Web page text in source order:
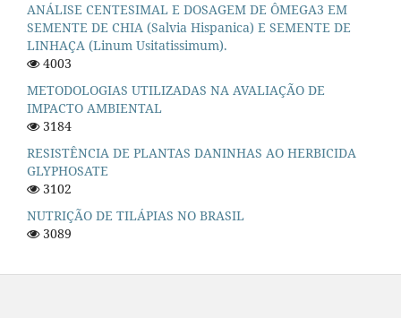
ANÁLISE CENTESIMAL E DOSAGEM DE ÔMEGA3 EM
SEMENTE DE CHIA (Salvia Hispanica) E SEMENTE DE
LINHAÇA (Linum Usitatissimum).
4003
METODOLOGIAS UTILIZADAS NA AVALIAÇÃO DE
IMPACTO AMBIENTAL
3184
RESISTÊNCIA DE PLANTAS DANINHAS AO HERBICIDA
GLYPHOSATE
3102
NUTRIÇÃO DE TILÁPIAS NO BRASIL
3089